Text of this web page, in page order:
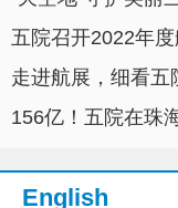
五院召开2022年
走进航展，细看五
156亿！五院在珠
English